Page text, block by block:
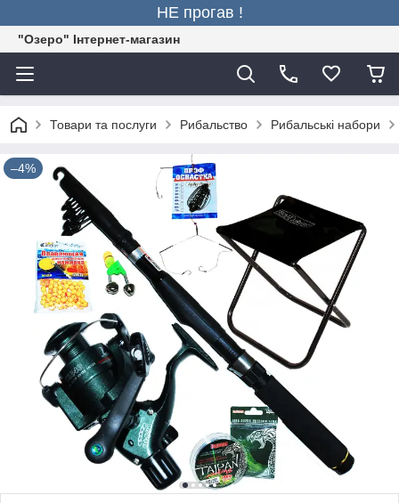
НЕ прогав !
"Озеро" Інтернет-магазин
Товари та послуги Рибальство Рибальські набори
–4%